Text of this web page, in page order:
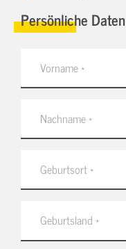
Persönliche Daten